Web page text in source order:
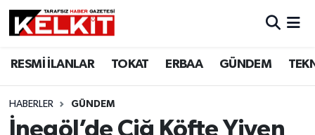
RESMİ İLANLAR TOKAT ERBAA GÜNDEM
HABERLER GÜNDEM
İnegöl’de Çiğ Köfte Yiyen